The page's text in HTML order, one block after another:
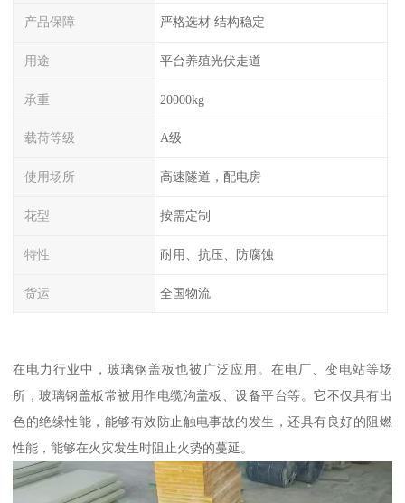
产品保障 严格选材 结构稳定
用途 平台养殖光伏走道
承重 20000kg
载荷等级 A级
使用场所 高速隧道，配电房
花型 按需定制
特性 耐用、抗压、防腐蚀
货运 全国物流
在电力行业中，玻璃钢盖板也被广泛应用。在电厂、变电站等场
所，玻璃钢盖板常被用作电缆沟盖板、设备平台等。它不仅具有出
色的绝缘性能，能够有效防止触电事故的发生，还具有良好的阻燃
性能，能够在火灾发生时阻止火势的蔓延。